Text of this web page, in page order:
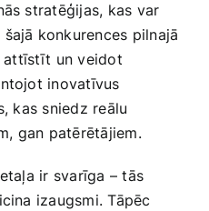
stratēģijas, kas var‌
konkurences pilnajā
attīstīt⁢ un veidot
inovatīvus
kas ‌sniedz ‌reālu
gan patērētājiem.
ir svarīga – tās‌
izaugsmi. Tāpēc